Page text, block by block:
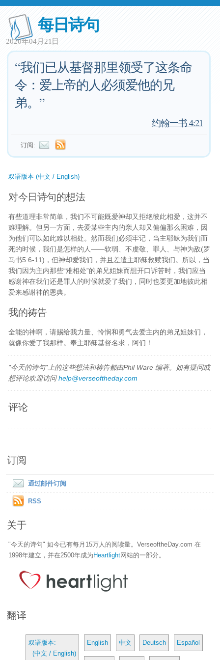
每日诗句
2020年04月21日
“我们已从基督那里领受了这条命
令：爱上帝的人必须爱他的兄
弟。”
—约翰一书 4:21
订阅:
双语版本 (中文 / English)
对今日诗句的想法
有些道理非常简单，我们不可能既爱神却又拒绝彼此相爱，这并不
难理解。但另一方面，去爱某些主内的亲人却又偏偏那么困难，因
为他们可以如此难以相处。然而我们必须牢记，当主耶稣为我们而
死的时候，我们是怎样的人——软弱、不虔敬、罪人、与神为敌(罗
马书5:6-11)，但神却爱我们，并且差遣主耶稣救赎我们。所以，当
我们因为主内那些“难相处”的弟兄姐妹而想开口诉苦时，我们应当
感谢神在我们还是罪人的时候就爱了我们，同时也要更加地彼此相
爱来感谢神的恩典。
我的祷告
全能的神啊，请赐给我力量、怜悯和勇气去爱主内的弟兄姐妹们，
就像你爱了我那样。奉主耶稣基督名求，阿们！
"今天的诗句"上的这些想法和祷告都由Phil Ware 编著。如有疑问或
想评论欢迎访问help@verseoftheday.com
评论
订阅
通过邮件订阅
RSS
关于
"今天的诗句" 如今已有每月15万人的阅读量。VerseoftheDay.com 在
1998年建立，并在2500年成为 Heartlight网站的一部分。
翻译
双语版本:
(中文 / English)
English 中文 Deutsch Español